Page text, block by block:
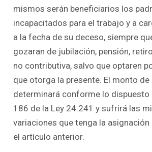
mismos serán beneficiarios los
incapacitados para el trabajo y a
a la fecha de su deceso, siempre
gozaran de jubilación, pensión,
no contributiva, salvo que optaren
que otorga la presente. El monto
determinará conforme lo dispuesto
186 de la Ley 24.241 y sufrirá las
variaciones que tenga la asignación
el artículo anterior.